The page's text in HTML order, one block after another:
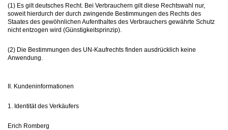
(1) Es gilt deutsches Recht. Bei Verbrauchern gilt diese Rechtswahl nur,
soweit hierdurch der durch zwingende Bestimmungen des Rechts des
Staates des gewöhnlichen Aufenthaltes des Verbrauchers gewährte Schutz
nicht entzogen wird (Günstigkeitsprinzip).
(2) Die Bestimmungen des UN-Kaufrechts finden ausdrücklich keine
Anwendung.
II. Kundeninformationen
1. Identität des Verkäufers
Erich Romberg